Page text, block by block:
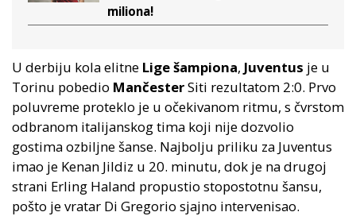
miliona!
U derbiju kola elitne Lige šampiona, Juventus je u
Torinu pobedio MančesterSiti rezultatom 2:0. Prvo
poluvreme proteklo je u očekivanom ritmu, s čvrstom
odbranom italijanskog tima koji nije dozvolio
gostima ozbiljne šanse. Najbolju priliku za Juventus
imao je Kenan Jildiz u 20. minutu, dok je na drugoj
strani Erling Haland propustio stopostotnu šansu,
pošto je vratar Di Gregorio sjajno intervenisao.